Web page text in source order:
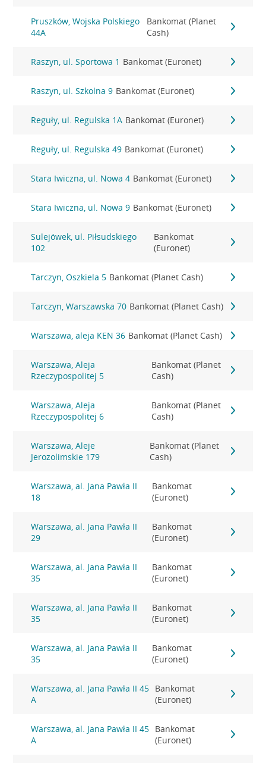
Pruszków, Wojska Polskiego
44A
Bankomat (Planet
Cash)
Raszyn, ul. Sportowa 1 Bankomat (Euronet)
Raszyn, ul. Szkolna 9 Bankomat (Euronet)
Reguły, ul. Regulska 1A Bankomat (Euronet)
Reguły, ul. Regulska 49 Bankomat (Euronet)
Stara Iwiczna, ul. Nowa 4 Bankomat (Euronet)
Stara Iwiczna, ul. Nowa 9 Bankomat (Euronet)
Sulejówek, ul. Piłsudskiego
102
Bankomat
(Euronet)
Tarczyn, Oszkiela 5 Bankomat (Planet Cash)
Tarczyn, Warszawska 70 Bankomat (Planet Cash)
Warszawa, aleja KEN 36 Bankomat (Planet Cash)
Warszawa, Aleja
Rzeczypospolitej 5
Bankomat (Planet
Cash)
Warszawa, Aleja
Rzeczypospolitej 6
Bankomat (Planet
Cash)
Warszawa, Aleje
Jerozolimskie 179
Bankomat (Planet
Cash)
Warszawa, al. Jana Pawła II
18
Bankomat
(Euronet)
Warszawa, al. Jana Pawła II
29
Bankomat
(Euronet)
Warszawa, al. Jana Pawła II
35
Bankomat
(Euronet)
Warszawa, al. Jana Pawła II
35
Bankomat
(Euronet)
Warszawa, al. Jana Pawła II
35
Bankomat
(Euronet)
Warszawa, al. Jana Pawła II 45
A
Bankomat
(Euronet)
Warszawa, al. Jana Pawła II 45
A
Bankomat
(Euronet)